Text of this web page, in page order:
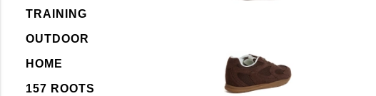
TRAINING
OUTDOOR
HOME
157 ROOTS